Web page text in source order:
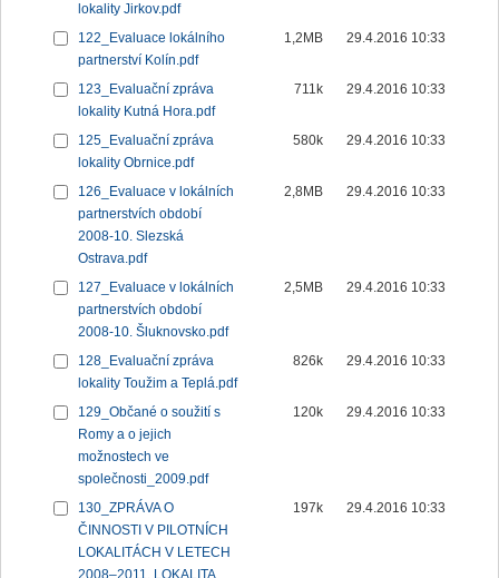
lokality Jirkov.pdf
122_Evaluace lokálního
partnerství Kolín.pdf
1,2MB 29.4.2016 10:33
123_Evaluační zpráva
lokality Kutná Hora.pdf
711k 29.4.2016 10:33
125_Evaluační zpráva
lokality Obrnice.pdf
580k 29.4.2016 10:33
126_Evaluace v lokálních
partnerstvích období
2008-10. Slezská
Ostrava.pdf
2,8MB 29.4.2016 10:33
127_Evaluace v lokálních
partnerstvích období
2008-10. Šluknovsko.pdf
2,5MB 29.4.2016 10:33
128_Evaluační zpráva
lokality Toužim a Teplá.pdf
826k 29.4.2016 10:33
129_Občané o soužití s
Romy a o jejich
možnostech ve
společnosti_2009.pdf
120k 29.4.2016 10:33
130_ZPRÁVA O
ČINNOSTI V PILOTNÍCH
LOKALITÁCH V LETECH
197k 29.4.2016 10:33